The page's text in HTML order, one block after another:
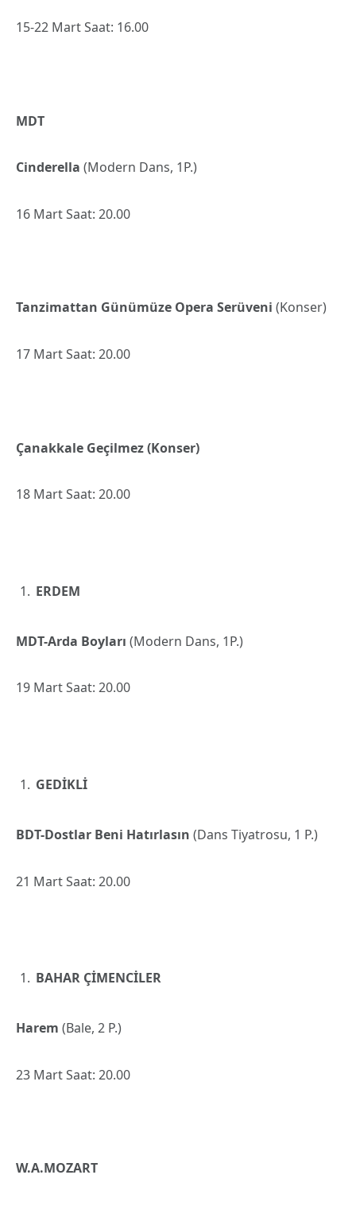
15-22 Mart Saat: 16.00
MDT
Cinderella (Modern Dans, 1P.)
16 Mart Saat: 20.00
Tanzimattan Günümüze Opera Serüveni (Konser)
17 Mart Saat: 20.00
Çanakkale Geçilmez (Konser)
18 Mart Saat: 20.00
ERDEM
MDT-Arda Boyları (Modern Dans, 1P.)
19 Mart Saat: 20.00
GEDİKLİ
BDT-Dostlar Beni Hatırlasın (Dans Tiyatrosu, 1 P.)
21 Mart Saat: 20.00
BAHAR ÇİMENCİLER
Harem (Bale, 2 P.)
23 Mart Saat: 20.00
W.A.MOZART